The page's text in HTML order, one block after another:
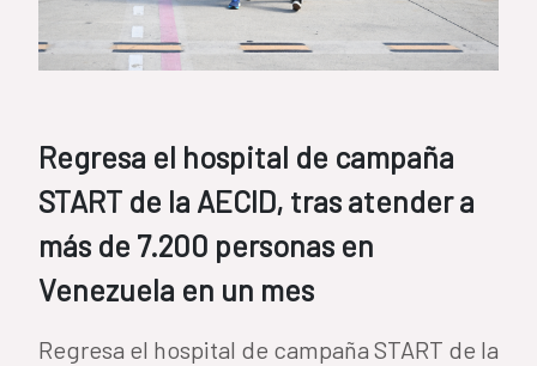
Regresa el hospital de campaña
START de la AECID, tras atender a
más de 7.200 personas en
Venezuela en un mes
Regresa el hospital de campaña START de la